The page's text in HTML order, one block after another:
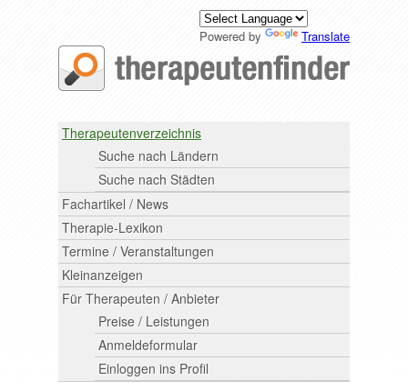
Powered by Translate
Therapeutenverzeichnis
Suche nach Ländern
Suche nach Städten
Fachartikel / News
Therapie-Lexikon
Termine / Veranstaltungen
Kleinanzeigen
Für Therapeuten / Anbieter
Preise / Leistungen
Anmeldeformular
Einloggen ins Profil